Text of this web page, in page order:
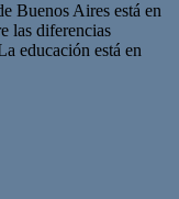
Buenos Aires está en
las diferencias
educación está en